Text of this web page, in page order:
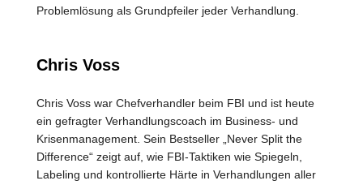
Problemlösung als Grundpfeiler jeder Verhandlung.
Chris Voss
Chris Voss war Chefverhandler beim FBI und ist heute
ein gefragter Verhandlungscoach im Business- und
Krisenmanagement. Sein Bestseller „Never Split the
Difference“ zeigt auf, wie FBI-Taktiken wie Spiegeln,
Labeling und kontrollierte Härte in Verhandlungen aller